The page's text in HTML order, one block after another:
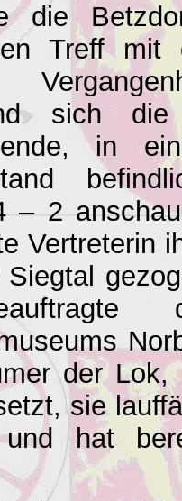
die
Treff mit
sich
in
– 2
Vertreterin
der Lok,
sie
hat